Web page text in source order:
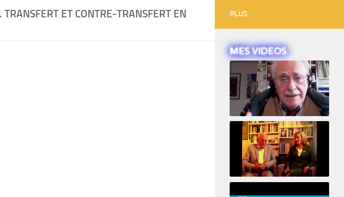
ET CONTRE-TRANSFERT EN
PLUS
MES VIDEOS
Intervista ad Alberto Eiguer
16e COLLOQUE de la STFPIF 20 et 21 Janvier 2018